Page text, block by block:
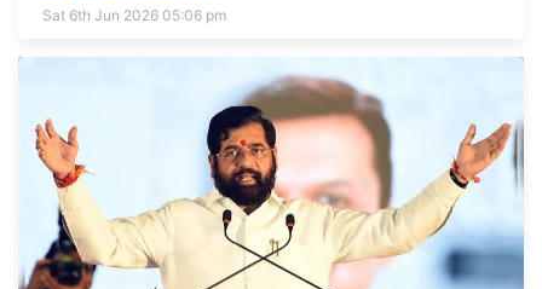
Sat 6th Jun 2026 05:06 pm